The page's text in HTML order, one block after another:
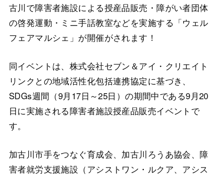
古川で障害者施設による授産品販売・障がい者団体
の啓発運動・ミニ手話教室などを実施する「ウェル
フェアマルシェ」が開催がされます！
同イベントは、株式会社セブン＆アイ・クリエイト
リンクとの地域活性化包括連携協定に基づき、
SDGs週間（9月17日～25日）の期間中である9月20
日に実施される障害者施設授産品販売イベントで
す。
加古川市手をつなぐ育成会、加古川ろうあ協会、障
害者就労支援施設（アシストワン・ルクア、アシス